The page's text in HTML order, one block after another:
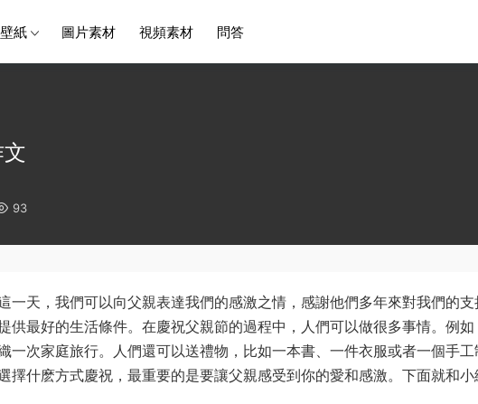
壁紙 圖片素材 視頻素材 問答
93
一天，我們可以向父親表達我們的感激之情，感謝他們多年來對我們的支
供最好的生活條件。在慶祝父親節的過程中，人們可以做很多事情。例如
一次家庭旅行。人們還可以送禮物，比如一本書、一件衣服或者一個手工
擇什麽方式慶祝，最重要的是要讓父親感受到你的愛和感激。下面就和小